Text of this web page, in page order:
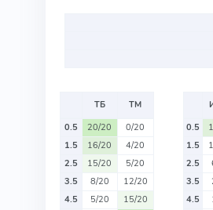
ТБ
ТМ
0.5
20/20
0/20
1.5
16/20
4/20
2.5
15/20
5/20
3.5
8/20
12/20
4.5
5/20
15/20
0.5
1.5
2.5
3.5
4.5